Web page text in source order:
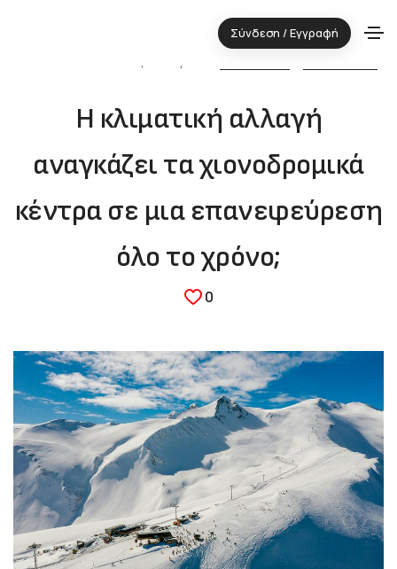
Σύνδεση / Εγγραφή
Η κλιματική αλλαγή
αναγκάζει τα χιονοδρομικά
κέντρα σε μια επανεφεύρεση
όλο το χρόνο;
0